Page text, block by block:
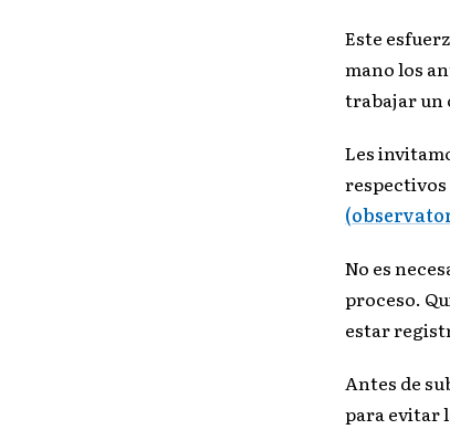
Este
mano los
trabajar un
Les
respectivos
No es
proceso.
estar
Antes de
para evitar